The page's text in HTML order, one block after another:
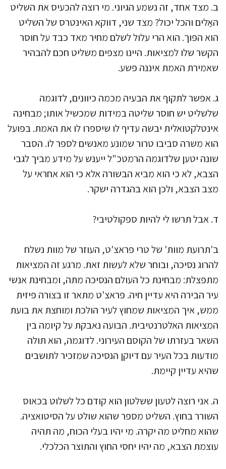
ב. מצד אחד, זה נשמע הגיוני. מי רוצה להכעיס את השליט
האַלים והכל יכול? מצד שני, דווקא האינטרס של השליט
הוא הפוך. הוא הרי עלול לשלם מחיר מאד כבד על חוסר
הקשר שלו למציאות. היינו מצפים משליט חכם להבהיר
שאמירת האמת איננה פשע.
ג. אפשר לתקוף את הבעיה מכמה כיוונים, לדוגמה
שלשליט יש חוסר שליטה במידות שמכשיל אותו; מבחינה
אינטלקטואלית יבשה עדיף לו שיספרו לו את האמת. בפועל
הוא משרה סביבו טרור שמונע מאנשים לספר לו. הסבר
שונה יטען שלדוגמה הרמטכ"ל ייענש על מידע מביך לגבי
הצבא, לא כי הוא מביא הבשורה אלא כי הוא אחראי על
מצב הצבא, ולכן הוא בהגדרה ישקר.
ד. אבל תרשו לי להיות ספקולטיבי?
ב'תרועת מוות' של טרי פראצ'ט, העוזר של מוות נשלח
להרוג נסיכה, ובוחר שלא לעשות זאת. מרגע זה המציאות
מתפצלת: מבחינת כל העולם הנסיכה מתה, ומבחינת אנשי
עיר הבירה היא עדיין חיה. פראצ'ט מתאר זו בצורה פיזית
ממש, איך המציאות שמחוץ לעיר הולכת ומוחצת את בועת
המציאות האלטרנטיבית. הבועה נאבקת על קיומה בין
השאר בעזרתו של הקוסם העירוני. לדוגמה, הוא תולה
מודעות בכל העיר עם דיוקן הנסיכה שמזכיר לתושבים
שהיא עדיין קיימת.
ה. אני רוצה לטעון ששלטון הוא קודם כל לשלוט בכאוס
השורר בחוץ. השליט מספר שהוא שולט על הסיטואציה.
שהוא מחליט מה יקרה. מי יהיו בעלי הכוח, מה תהיה
עוצמת הצבא, מה יהיו יחסי החוץ והתוצר הכלכלי.